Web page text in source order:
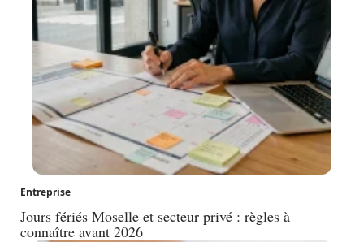
Entreprise
Jours fériés Moselle et secteur privé : règles à
connaître avant 2026